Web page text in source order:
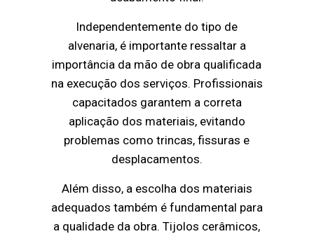
Independentemente do tipo de
alvenaria, é importante ressaltar a
importância da mão de obra qualificada
na execução dos serviços. Profissionais
capacitados garantem a correta
aplicação dos materiais, evitando
problemas como trincas, fissuras e
desplacamentos.
Além disso, a escolha dos materiais
adequados também é fundamental para
a qualidade da obra. Tijolos cerâmicos,